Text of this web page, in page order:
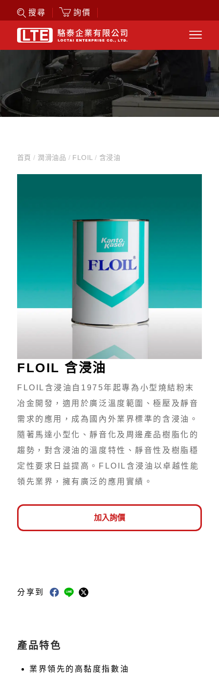
搜尋 詢價
首頁/ 潤滑油品 /FLOIL/ 含浸油
FLOIL 含浸油
FLOIL含浸油自1975年起專為小型燒結粉末
冶金開發，適用於廣泛溫度範圍、極壓及靜音
需求的應用，成為國內外業界標準的含浸油。
隨著馬達小型化、靜音化及周邊產品樹脂化的
趨勢，對含浸油的溫度特性、靜音性及樹脂穩
定性要求日益提高。FLOIL含浸油以卓越性能
領先業界，擁有廣泛的應用實績。
加入詢價
分享到
產品特色
業界領先的高黏度指數油